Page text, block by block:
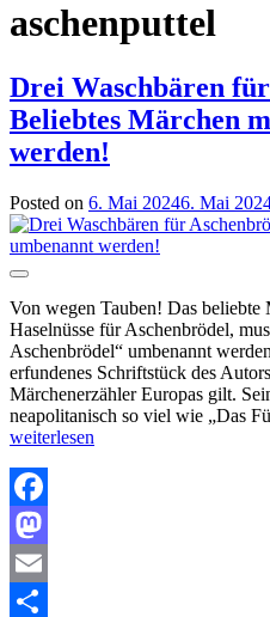
aschenputtel
Drei Waschbären
Beliebtes Märchen
werden!
Posted on 6. Mai 20246. Mai
Von wegen Tauben! Das beliebte
Haselnüsse für Aschenbrödel,
Aschenbrödel“ umbenannt
erfundenes Schriftstück des
Märchenerzähler Europas gilt.
neapolitanisch so viel wie „Das
weiterlesen
Facebook
Mastodon
Email